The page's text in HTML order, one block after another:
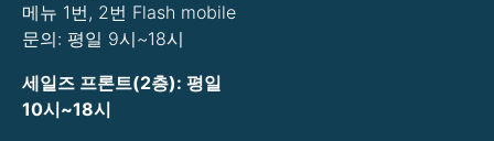
메뉴 1번, 2번 Flash mobile
문의: 평일 9시~18시
세일즈 프론트(2층): 평일
10시~18시